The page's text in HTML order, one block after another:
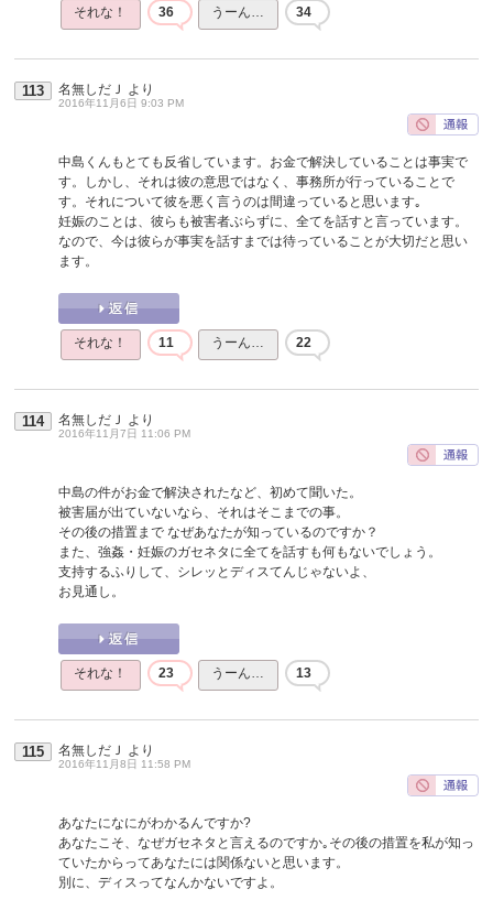
それな！ 36 うーん… 34
113 名無しだＪ より
2016年11月6日 9:03 PM
中島くんもとても反省しています。お金で解決していることは事実で
す。しかし、それは彼の意思ではなく、事務所が行っていることで
す。それについて彼を悪く言うのは間違っていると思います｡
妊娠のことは、彼らも被害者ぶらずに、全てを話すと言っています。
なので、今は彼らが事実を話すまでは待っていることが大切だと思い
ます。
それな！ 11 うーん… 22
114 名無しだＪ より
2016年11月7日 11:06 PM
中島の件がお金で解決されたなど、初めて聞いた。
被害届が出ていないなら、それはそこまでの事。
その後の措置まで なぜあなたが知っているのですか？
また、強姦・妊娠のガセネタに全てを話すも何もないでしょう。
支持するふりして、シレッとディスてんじゃないよ、
お見通し。
それな！ 23 うーん… 13
115 名無しだＪ より
2016年11月8日 11:58 PM
あなたになにがわかるんですか?
あなたこそ、なぜガセネタと言えるのですか｡その後の措置を私が知っ
ていたからってあなたには関係ないと思います。
別に、ディスってなんかないですよ。